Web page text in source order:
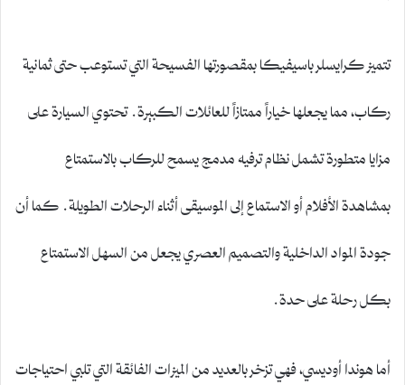
تتميز كرايسلر باسيفيكا بمقصورتها الفسيحة التي تستوعب حتى ثمانية
ركاب، مما يجعلها خياراً ممتازاً للعائلات الكبيرة. تحتوي السيارة على
مزايا متطورة تشمل نظام ترفيه مدمج يسمح للركاب بالاستمتاع
بمشاهدة الأفلام أو الاستماع إلى الموسيقى أثناء الرحلات الطويلة. كما أن
جودة المواد الداخلية والتصميم العصري يجعل من السهل الاستمتاع
بكل رحلة على حدة.
أما هوندا أوديسي، فهي تزخر بالعديد من الميزات الفائقة التي تلبي احتياجات